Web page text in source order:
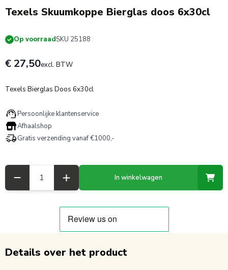
Texels Skuumkoppe Bierglas doos 6x30cl
Op voorraadSKU 25188
€ 27,50excl. BTW
Texels Bierglas Doos 6x30cl
Persoonlijke klantenservice
Afhaalshop
Gratis verzending vanaf €1000,-
In winkelwagen
Details over het product